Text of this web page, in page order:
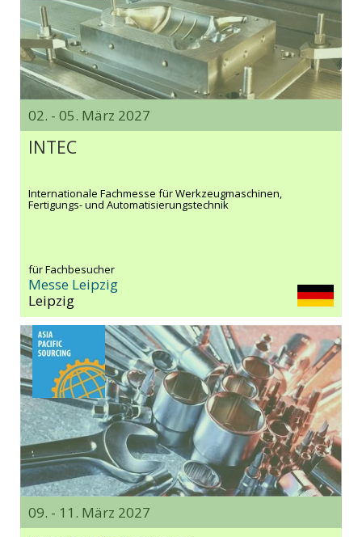
02. - 05. März 2027
INTEC
Internationale Fachmesse für Werkzeugmaschinen,
Fertigungs- und Automatisierungstechnik
für Fachbesucher
Messe Leipzig
Leipzig
09. - 11. März 2027